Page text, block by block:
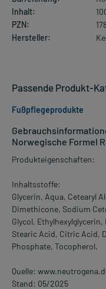
Inhalt:
PZN:
Hersteller:
Norwegische Formel
Produkteigenschaften:
Inhaltsstoffe:
Glycerin, Aqua, Cetearyl
Dimethicone, Sodium
Glycol,
Stearic Acid, Citric Acid,
Phosphate, Tocopherol.
Quelle:
Stand: 05/2025
Passende Produkt-
Fußpflegeprodukte